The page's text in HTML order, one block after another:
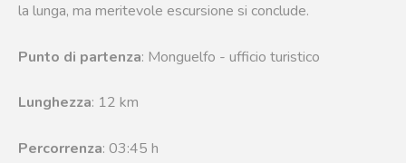
la lunga, ma meritevole escursione si conclude.
Punto di partenza: Monguelfo - ufficio turistico
Lunghezza: 12 km
Percorrenza: 03:45 h